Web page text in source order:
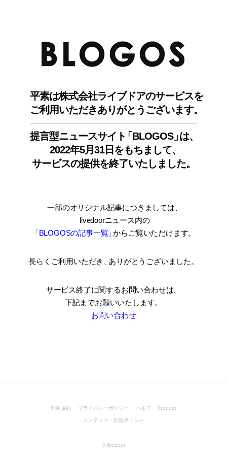
平素は株式会社ライブドアのサービスを
ご利用いただきありがとうございます。
提言型ニュースサイ ト「BLOGOS」は、
2022年5月31日をもちまして、
サービスの提供を終了いたしました。
一部のオリジナル記事につきましては
livedoorニュース内の
「BLOGOSの記事一覧」からご覧いただけます。
長らくご利用いただき ありがとうございました。
サービス終了に関するお問い合わせは、
下記までお願いいたします。
お問い合わせ
利用規約 プライバシーポリシー ヘルプ
livedoor
コンテンツ・広告ポリシー
© livedoor